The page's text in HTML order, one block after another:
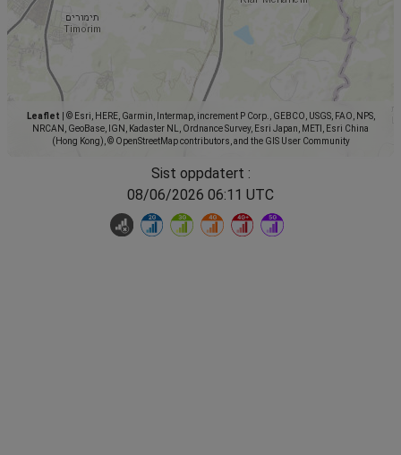
Leaflet
© Esri, HERE, Garmin, Intermap, increment P Corp., GEBCO, USGS, FAO, NPS,
NRCAN, GeoBase, IGN, Kadaster NL, Ordnance Survey, Esri Japan, METI, Esri China
(Hong Kong), © OpenStreetMap contributors, and the GIS User Community
Sist oppdatert :
08/06/2026 06:11 UTC